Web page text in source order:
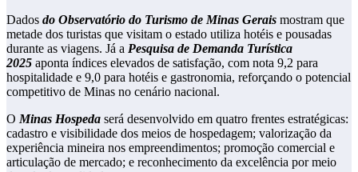
Dados do Observatório do Turismo de Minas Gerais mostram que
metade dos turistas que visitam o estado utiliza hotéis e pousadas
durante as viagens. Já a Pesquisa de Demanda Turística
2025 aponta índices elevados de satisfação, com nota 9,2 para
hospitalidade e 9,0 para hotéis e gastronomia, reforçando o potencial
competitivo de Minas no cenário nacional.
O Minas Hospeda será desenvolvido em quatro frentes estratégicas:
cadastro e visibilidade dos meios de hospedagem; valorização da
experiência mineira nos empreendimentos; promoção comercial e
articulação de mercado; e reconhecimento da excelência por meio